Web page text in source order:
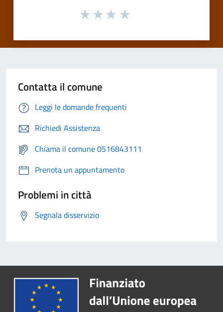
Contatta il comune
Leggi le domande frequenti
Richiedi Assistenza
Chiama il comune 0516843111
Prenota un appuntamento
Problemi in città
Segnala disservizio